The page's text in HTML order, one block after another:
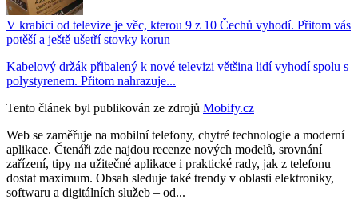
V krabici od televize je věc, kterou 9 z 10 Čechů vyhodí. Přitom vás
potěší a ještě ušetří stovky korun
Kabelový držák přibalený k nové televizi většina lidí vyhodí spolu s
polystyrenem. Přitom nahrazuje...
Tento článek byl publikován ze zdrojů Mobify.cz
Web se zaměřuje na mobilní telefony, chytré technologie a moderní
aplikace. Čtenáři zde najdou recenze nových modelů, srovnání
zařízení, tipy na užitečné aplikace i praktické rady, jak z telefonu
dostat maximum. Obsah sleduje také trendy v oblasti elektroniky,
softwaru a digitálních služeb – od...